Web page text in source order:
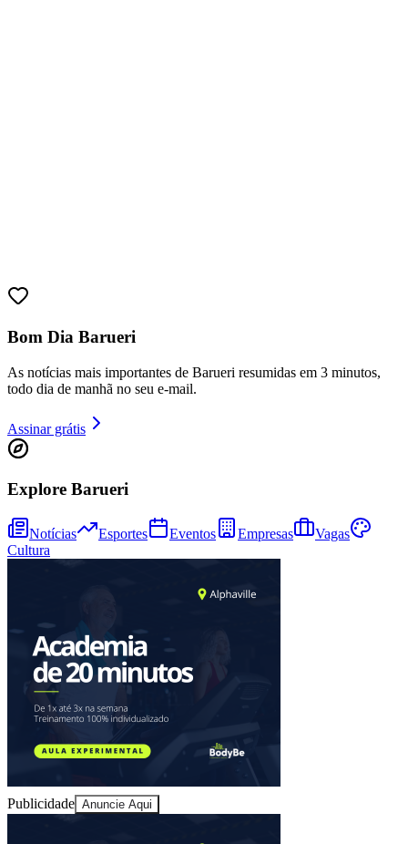
Sport
Bom Dia Barueri
As notícias mais importantes de Barueri resumidas em 3 minutos,
todo dia de manhã no seu e-mail.
Assinar grátis
Explore Barueri
Notícias Esportes Eventos Empresas
Vagas
Cultura
Publicidade Anuncie Aqui